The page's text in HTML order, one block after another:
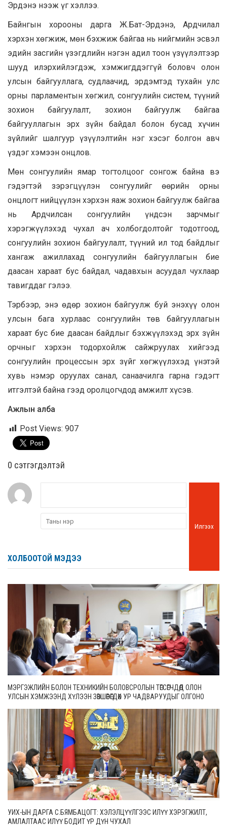
Эрдэнэ нээж үг хэллээ.
Байнгын хорооны дарга Ж.Бат-Эрдэнэ, Ардчилал
хэрхэн хөгжиж, мөн бэхжиж байгаа нь нийгмийн эсвэл
эдийн засгийн үзэгдлийн нэгэн адил тоон үзүүлэлтээр
шууд илэрхийлэгдэж, хэмжигддэггүй боловч олон
улсын байгууллага, судлаачид, эрдэмтэд тухайн улс
орны парламентын хөгжил, сонгуулийн систем, түүний
зохион байгуулалт, зохион байгуулж байгаа
байгууллагын эрх зүйн байдал болон бусад хүчин
зүйлийг шалгуур үзүүлэлтийн нэг хэсэг болгон авч
үздэг хэмээн онцлов.
Мөн сонгуулийн ямар тогтолцоог сонгож байна вэ
гэдэгтэй зэрэгцүүлэн сонгуулийг өөрийн орны
онцлогт нийцүүлэн хэрхэн яаж зохион байгуулж байгаа
нь Ардчилсан сонгуулийн үндсэн зарчмыг
хэрэгжүүлэхэд чухал ач холбогдолтойг тодотгоод,
сонгуулийн зохион байгуулалт, түүний ил тод байдлыг
хангаж ажиллахад сонгуулийн байгууллагын бие
даасан хараат бус байдал, чадавхын асуудал чухлаар
тавигддаг гэлээ.
Тэрбээр, энэ өдөр зохион байгуулж буй энэхүү олон
улсын бага хурлаас сонгуулийн төв байгууллагын
хараат бус бие даасан байдлыг бэхжүүлэхэд эрх зүйн
орчныг хэрхэн тодорхойлж сайжруулах хийгээд
сонгуулийн процессын эрх зүйг хөгжүүлэхэд үнэтэй
хувь нэмэр оруулах санал, санаачилга гарна гэдэгт
итгэлтэй байна гээд оролцогчдод амжилт хүсэв.
Ажлын алба
Post Views: 907
0 cэтгэгдэлтэй
Илгээх
ХОЛБООТОЙ МЭДЭЭ
МЭРГЭЖЛИЙН БОЛОН ТЕХНИКИЙН БОЛОВСРОЛЫН ТӨГСӨГЧДӨД ОЛОН
УЛСЫН ХЭМЖЭЭНД ХҮЛЭЭН ЗӨВШӨӨРӨГДӨХ УР ЧАДВАРУУДЫГ ОЛГОНО
УИХ-ЫН ДАРГА С.БЯМБАЦОГТ: ХЭЛЭЛЦҮҮЛГЭЭС ИЛҮҮ ХЭРЭГЖИЛТ,
АМЛАЛТААС ИЛҮҮ БОДИТ ҮР ДҮН ЧУХАЛ